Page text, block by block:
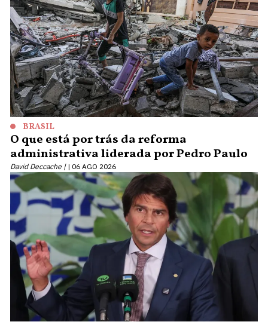
BRASIL
O que está por trás da reforma
administrativa liderada por Pedro Paulo
David Deccache | 06 AGO 2026